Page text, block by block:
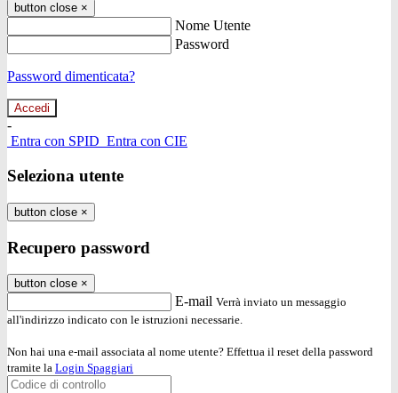
button close ×
Nome Utente
Password
Password dimenticata?
-
Entra con SPID Entra con CIE
Seleziona utente
button close ×
Recupero password
button close ×
E-mail Verrà inviato un messaggio
all'indirizzo indicato con le istruzioni necessarie.
Non hai una e-mail associata al nome utente? Effettua il reset della password
tramite la Login Spaggiari